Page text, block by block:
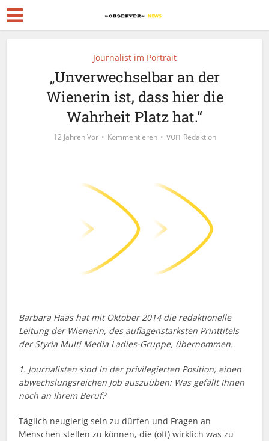
Journalist im Portrait
„Unverwechselbar an der
Wienerin ist, dass hier die
Wahrheit Platz hat.“
12 Jahren Vor Kommentieren von Redaktion
Barbara Haas hat mit Oktober 2014 die redaktionelle
Leitung der Wienerin, des auflagenstärksten Printtitels
der Styria Multi Media Ladies-Gruppe, übernommen.
1. Journalisten sind in der privilegierten Position, einen
abwechslungsreichen Job auszuüben: Was gefällt Ihnen
noch an Ihrem Beruf?
Täglich neugierig sein zu dürfen und Fragen an
Menschen stellen zu können, die (oft) wirklich was zu